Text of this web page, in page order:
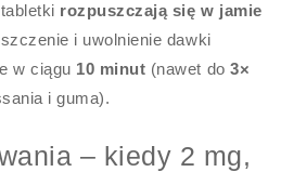
rozpuszczają się w jamie
i uwolnienie dawki
w ciągu 10 minut (nawet do3×
i guma).
– kiedy 2 mg,